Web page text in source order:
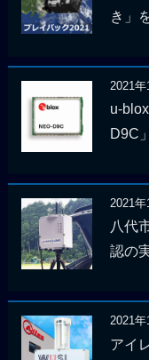
き」
2021年
u-
D9C」
2021年
八代
認の
2021年
アイ